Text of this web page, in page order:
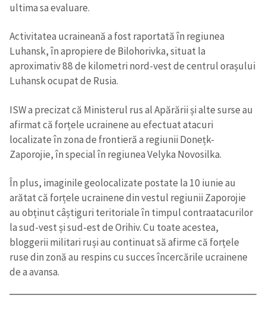
ultima sa evaluare.
Activitatea ucraineană a fost raportată în regiunea
Luhansk, în apropiere de Bilohorivka, situat la
aproximativ 88 de kilometri nord-vest de centrul orașului
Luhansk ocupat de Rusia.
ISW a precizat că Ministerul rus al Apărării și alte surse au
afirmat că forțele ucrainene au efectuat atacuri
localizate în zona de frontieră a regiunii Donețk-
Zaporojie, în special în regiunea Velyka Novosilka.
În plus, imaginile geolocalizate postate la 10 iunie au
arătat că forțele ucrainene din vestul regiunii Zaporojie
au obținut câștiguri teritoriale în timpul contraatacurilor
la sud-vest și sud-est de Orihiv. Cu toate acestea,
bloggerii militari ruși au continuat să afirme că forțele
ruse din zonă au respins cu succes încercările ucrainene
de a avansa.